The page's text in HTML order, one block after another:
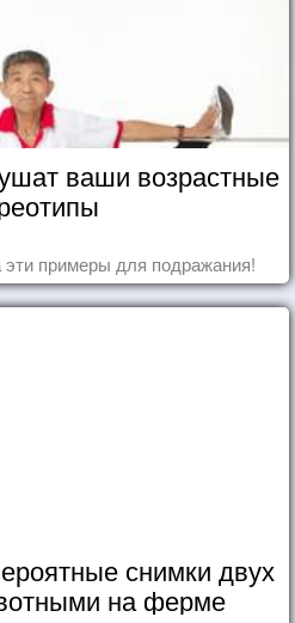
ваши возрастные
примеры для подражания!
снимки двух
на ферме